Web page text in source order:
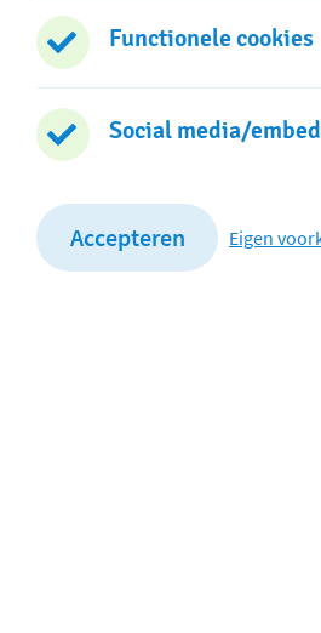
Lauraplein 1
2406 BB Alphen aan den Rijn
0172 - 474 130
Dependance
Nicolaas Beetsstraat 1a
Functionele cookies
Social media/
Accepteren Eigen